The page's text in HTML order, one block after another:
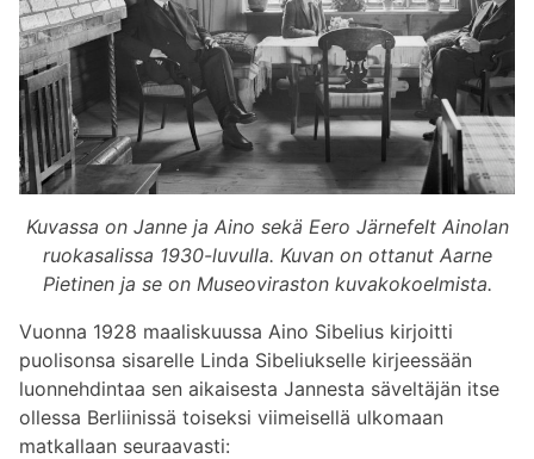
Kuvassa on Janne ja Aino sekä Eero Järnefelt Ainolan
ruokasalissa 1930-luvulla. Kuvan on ottanut Aarne
Pietinen ja se on Museoviraston kuvakokoelmista.
Vuonna 1928 maaliskuussa Aino Sibelius kirjoitti
puolisonsa sisarelle Linda Sibeliukselle kirjeessään
luonnehdintaa sen aikaisesta Jannesta säveltäjän itse
ollessa Berliinissä toiseksi viimeisellä ulkomaan
matkallaan seuraavasti: